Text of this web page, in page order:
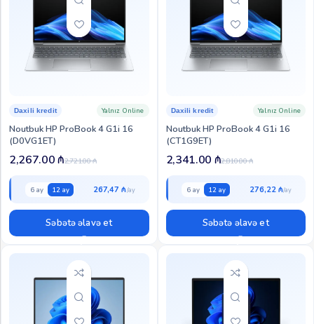
Noutbuk HP ProBook 4 G1i 16
(D0VG1ET)
Daxili kredit Yalnız Online
2,721.00₼
2,267.00₼
6 ay 12 ay 267,47 ₼
Səbətə əlavə et
Noutbuk HP ProBook 4 G1i 16
(CT1G9ET)
Daxili kredit Yalnız Online
2,810.00₼
2,341.00 ₼
6 ay 12 ay 276,22 ₼
Səbətə əlavə et